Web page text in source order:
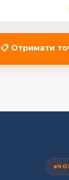
📋 Отримати